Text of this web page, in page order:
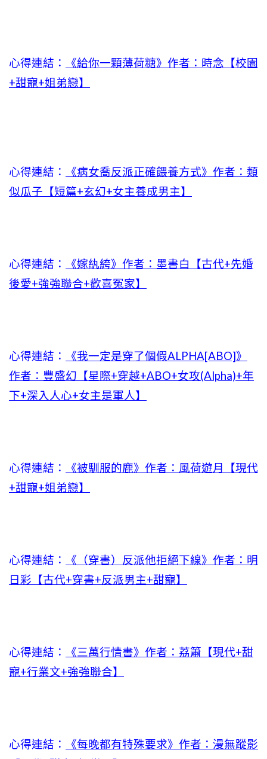
心得連結：
《給你一顆薄荷糖》作者：時念【校園
+甜寵+姐弟戀】
心得連結：
《病女喬反派正確餵養方式》作者：類
似瓜子【短篇+玄幻+女主養成男主】
心得連結：
《嫁紈絝》作者：墨書白【古代+先婚
後愛+強強聯合+歡喜冤家】
心得連結：
《我一定是穿了個假ALPHA[ABO]》
作者：豐盛幻【星際+穿越+ABO+女攻(Alpha)+年
下+深入人心+女主是軍人】
心得連結：
《被馴服的鹿》作者：風荷遊月【現代
+甜寵+姐弟戀】
心得連結：
《（穿書）反派他拒絕下線》作者：明
日彩【古代+穿書+反派男主+甜寵】
心得連結：
《三萬行情書》作者：荔簫【現代+甜
寵+行業文+強強聯合】
心得連結：
《每晚都有特殊要求》作者：漫無蹤影